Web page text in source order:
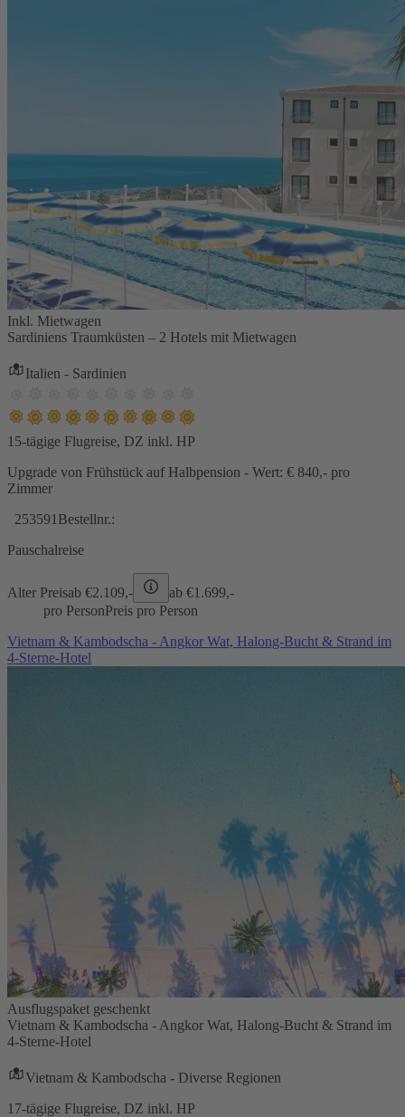
Inkl. Mietwagen
Sardiniens Traumküsten – 2 Hotels mit Mietwagen
Italien - Sardinien
15-tägige Flugreise, DZ inkl. HP
Upgrade von Frühstück auf Halbpension - Wert: € 840,- pro
Zimmer
253591 Bestellnr.:
Pauschalreise
Alter Preisab €2.109,- ab €1.699,-
pro PersonPreis pro Person
Vietnam & Kambodscha - Angkor Wat, Halong-Bucht & Strand im
4-Sterne-Hotel
Ausflugspaket geschenkt
Vietnam & Kambodscha - Angkor Wat, Halong-Bucht & Strand im
4-Sterne-Hotel
Vietnam & Kambodscha - Diverse Regionen
17-tägige Flugreise, DZ inkl. HP